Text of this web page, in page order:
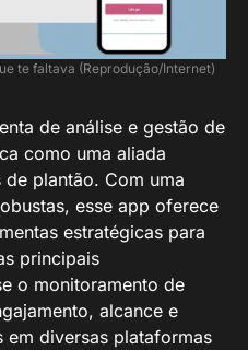
te faltava (Reprodução/Internet)
de análise e gestão de
como uma aliada
plantão. Com uma
esse app oferece
estratégicas para
principais
o monitoramento de
alcance e
em diversas plataformas